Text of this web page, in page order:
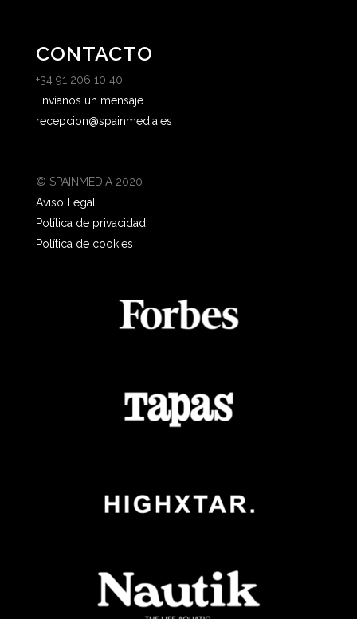
CONTACTO
+34 91 206 10 40
Envíanos un mensaje
recepcion@spainmedia.es
© SPAINMEDIA 2020
Aviso Legal
Política de privacidad
Política de cookies